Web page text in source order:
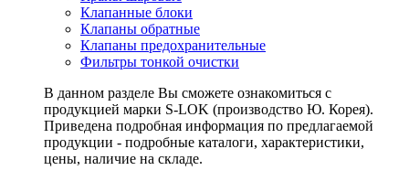
Клапанные блоки
Клапаны обратные
Клапаны предохранительные
Фильтры тонкой очистки
В данном разделе Вы сможете ознакомиться с
продукцией марки S-LOK (производство Ю. Корея).
Приведена подробная информация по предлагаемой
продукции - подробные каталоги, характеристики,
цены, наличие на складе.